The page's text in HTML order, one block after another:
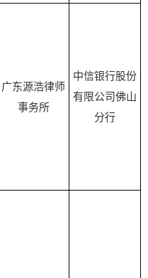
广东源浩律师
事务所
中信银行股份
有限公司佛山
分行